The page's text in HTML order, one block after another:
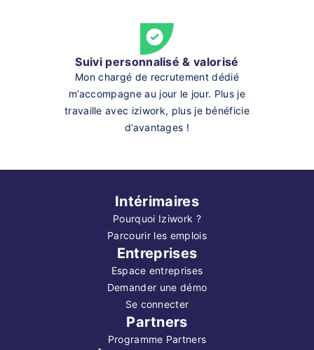
Suivi personnalisé & valorisé
Mon chargé de recrutement dédié
m’accompagne au jour le jour. Plus je
travaille avec iziwork, plus je bénéficie
d’avantages !
Intérimaires
Pourquoi Iziwork ?
Parcourir les emplois
Entreprises
Espace entreprises
Demander une démo
Se connecter
Partners
Programme Partners